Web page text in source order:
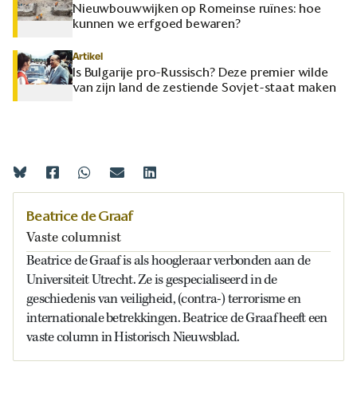
Nieuwbouwwijken op Romeinse ruïnes: hoe
kunnen we erfgoed bewaren?
Artikel
Is Bulgarije pro-Russisch? Deze premier wilde
van zijn land de zestiende Sovjet-staat maken
Beatrice de Graaf
Vaste columnist
Beatrice de Graaf is als hoogleraar verbonden aan de
Universiteit Utrecht. Ze is gespecialiseerd in de
geschiedenis van veiligheid, (contra-) terrorisme en
internationale betrekkingen. Beatrice de Graaf heeft een
vaste column in Historisch Nieuwsblad.